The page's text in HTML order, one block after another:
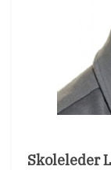
Skoleleder